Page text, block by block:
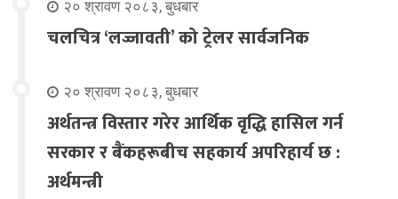
२० श्रावण २०८३, बुधबार
चलचित्र ‘लज्जावती’ को ट्रेलर सार्वजनिक
२० श्रावण २०८३, बुधबार
अर्थतन्त्र विस्तार गरेर आर्थिक वृद्धि हासिल गर्न
सरकार र बैंकहरूबीच सहकार्य अपरिहार्य छ :
अर्थमन्त्री